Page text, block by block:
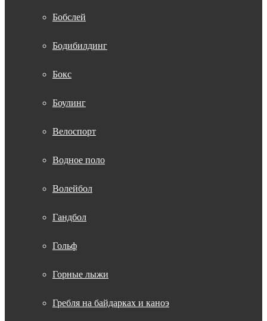
Бобслей
Бодибилдинг
Бокс
Боулинг
Велоспорт
Водное поло
Волейбол
Гандбол
Гольф
Горные лыжи
Гребля на байдарках и каноэ